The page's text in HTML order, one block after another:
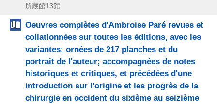
所蔵館13館
Oeuvres complètes d'Ambroise Paré revues et
collationnées sur toutes les éditions, avec les
variantes; ornées de 217 planches et du
portrait de l'auteur; accompagnées de notes
historiques et critiques, et précédées d'une
introduction sur l'origine et les progrès de la
chirurgie en occident du sixième au seizième